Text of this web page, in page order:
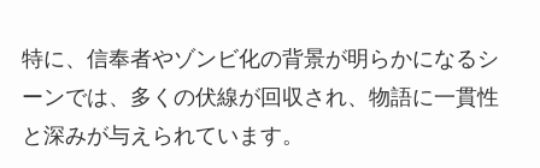
特に、信奉者やゾンビ化の背景が明らかになるシ
ーンでは、多くの伏線が回収され、物語に一貫性
と深みが与えられています。